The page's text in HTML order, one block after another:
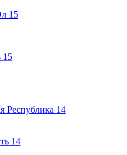
15
15
Республика 14
14